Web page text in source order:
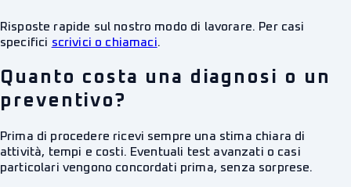
Risposte rapide sul nostro modo di lavorare. Per casi
specifici scrivici o chiamaci.
Quanto costa una diagnosi o un
preventivo?
Prima di procedere ricevi sempre una stima chiara di
attività, tempi e costi. Eventuali test avanzati o casi
particolari vengono concordati prima, senza sorprese.